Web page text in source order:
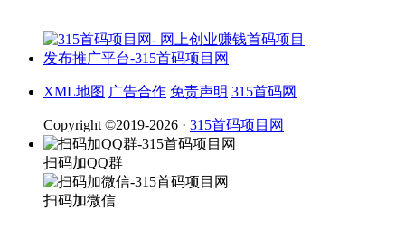
XML地图 广告合作 免责声明 315首码网
Copyright ©2019-2026 · 315首码项目网
扫码加QQ群
扫码加微信